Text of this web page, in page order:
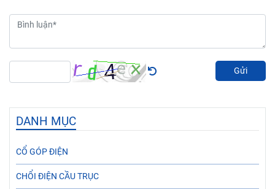
Gửi
DANH MỤC
CỔ GÓP ĐIỆN
CHỔI ĐIỆN CẦU TRỤC